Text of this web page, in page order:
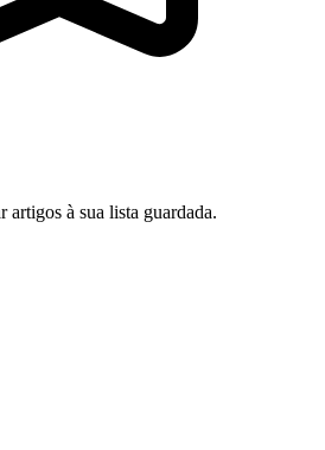
artigos à sua lista guardada.